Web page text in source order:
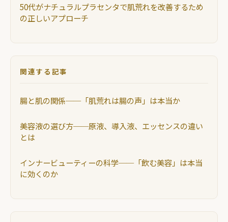
50代がナチュラルプラセンタで肌荒れを改善するため
の正しいアプローチ
関連する記事
腸と肌の関係──「肌荒れは腸の声」は本当か
美容液の選び方──原液、導入液、エッセンスの違い
とは
インナービューティーの科学──「飲む美容」は本当
に効くのか